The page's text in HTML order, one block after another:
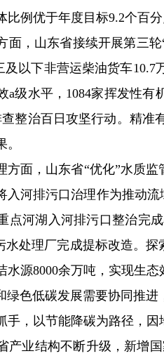
比例优于年度目标9.2个百
，山东省接续开展第三轮“
及以下非营运柴油货车
a级水平，1084家挥发性
整治百日攻坚行动。精
方面，山东省“优化”水质
入河排污口治理作为推动
点河湖入河排污口整治完
水处理厂完成提标改造。
水源8000余万吨，实现生态
低碳发展需要协同推进
手，以节能降碳为路径，因
产业结构不断升级，新增